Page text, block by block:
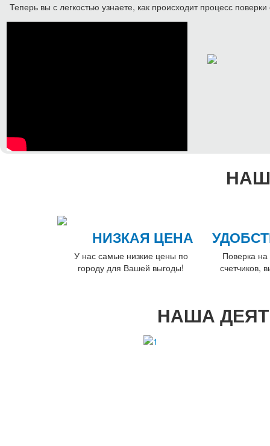
Теперь вы с легкостью узнаете, как происходит процесс поверки
НИЗКАЯ ЦЕНА
У нас самые низкие цены по
городу для Вашей выгоды!
Поверка
счетчиков,
НАША